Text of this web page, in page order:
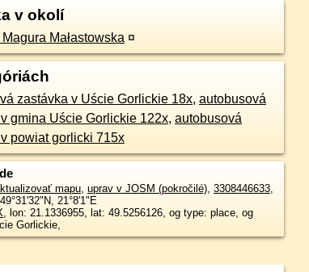
v okolí
Małastowska ¤
zastávka v Uście Gorlickie 18x, autobusová
gmina Uście Gorlickie 122x, autobusová
powiat gorlicki 715x
mapu, uprav v JOSM (pokročilé), 3308446633,
49°31'32"N, 21°8'1"E
, lon: 21.1336955, lat: 49.5256126, og type: place, og
Gorlickie,